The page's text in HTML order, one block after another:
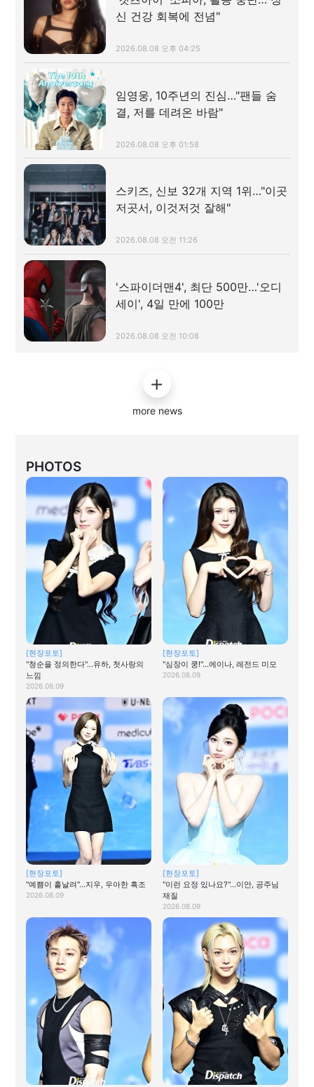
신 건강 회복에 전념"
2026.08.08 오후 04:25
임영웅, 10주년의 진심…"팬들 숨
결, 저를 데려온 바람"
2026.08.08 오후 01:58
스키즈, 신보 32개 지역 1위…"이곳
저곳서, 이것저것 잘해"
2026.08.08 오전 11:26
'스파이더맨4', 최단 500만…'오디
세이', 4일 만에 100만
2026.08.08 오전 10:08
more news
PHOTOS
[현장포토]
"청순을 정의한다"…유하, 첫사랑의
느낌
2026.08.09
[현장포토]
"심장이 쿵!"…에이나, 레전드 미모
2026.08.09
[현장포토]
"예쁨이 흩날려"…지우, 우아한 흑조
2026.08.09
[현장포토]
"이런 요정 있나요?"…이안, 공주님
재질
2026.08.09